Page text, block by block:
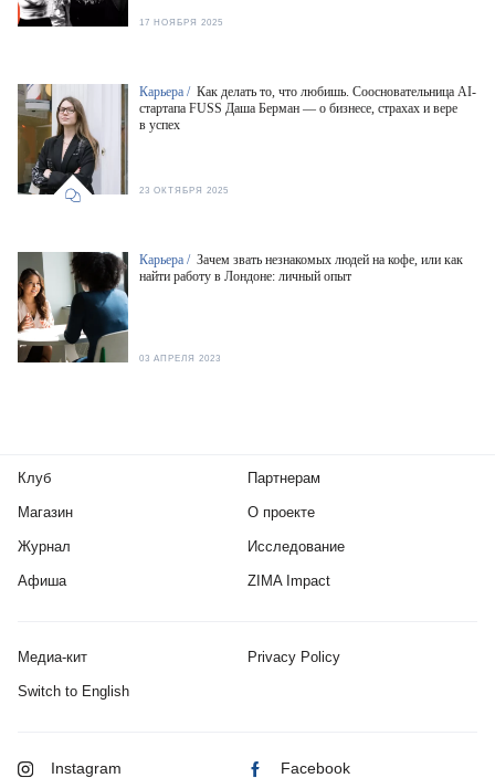
17 НОЯБРЯ 2025
Карьера / Как делать то, что любишь. Соосновательница AI-
стартапа FUSS Даша Берман — о бизнесе, страхах и вере
в успех
23 ОКТЯБРЯ 2025
Карьера / Зачем звать незнакомых людей на кофе, или как
найти работу в Лондоне: личный опыт
03 АПРЕЛЯ 2023
Клуб
Магазин
Журнал
Афиша
Партнерам
О проекте
Исследование
ZIMA Impact
Медиа-кит Privacy Policy
Switch to English
Instagram Facebook